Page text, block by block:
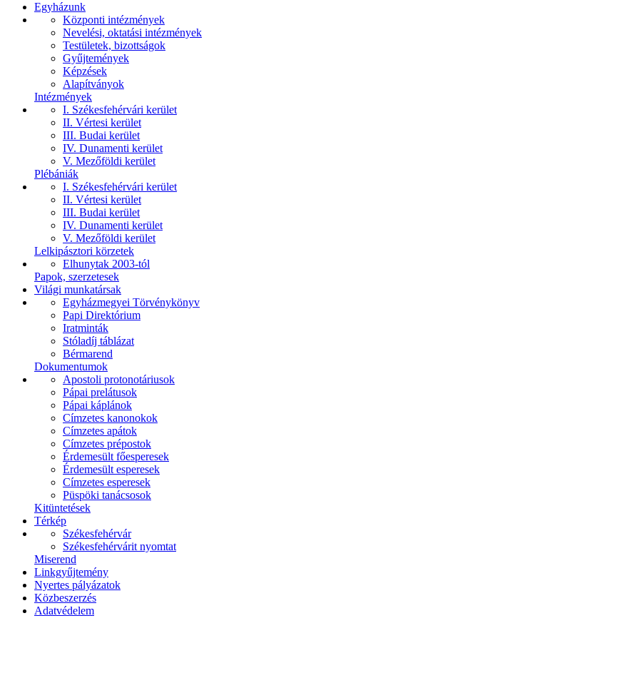
Egyházunk
Központi intézmények
Nevelési, oktatási intézmények
Testületek, bizottságok
Gyűjtemények
Képzések
Alapítványok
Intézmények
I. Székesfehérvári kerület
II. Vértesi kerület
III. Budai kerület
IV. Dunamenti kerület
V. Mezőföldi kerület
Plébániák
I. Székesfehérvári kerület
II. Vértesi kerület
III. Budai kerület
IV. Dunamenti kerület
V. Mezőföldi kerület
Lelkipásztori körzetek
Elhunytak 2003-tól
Papok, szerzetesek
Világi munkatársak
Egyházmegyei Törvénykönyv
Papi Direktórium
Iratminták
Stóladíj táblázat
Bérmarend
Dokumentumok
Apostoli protonotáriusok
Pápai prelátusok
Pápai káplánok
Címzetes kanonokok
Címzetes apátok
Címzetes prépostok
Érdemesült főesperesek
Érdemesült esperesek
Címzetes esperesek
Püspöki tanácsosok
Kitüntetések
Térkép
Székesfehérvár
Székesfehérvárit nyomtat
Miserend
Linkgyűjtemény
Nyertes pályázatok
Közbeszerzés
Adatvédelem